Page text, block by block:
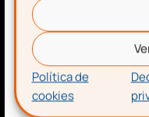
Política de
cookies
plantilla
Correo
Aceptación de